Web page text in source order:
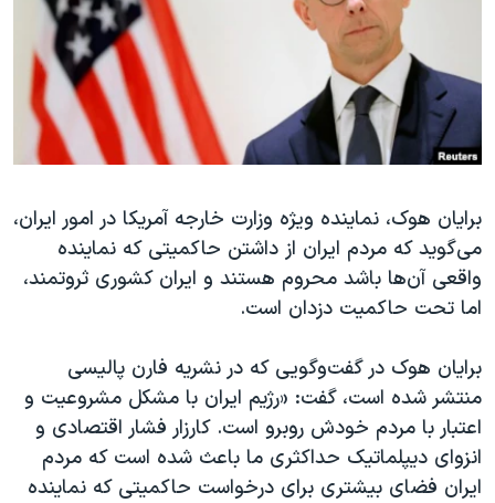
فرهنگ و زندگی
حقوق شهروندی
اقتصادی
علم و فناوری
گالری عکس
آرشیو پخش زنده
انتخابات ریاست جمهوری آمریکا ۲۰۲۴
حمله جمهوری اسلامی به اسرائیل
رمز مهسا
اعتراضات زن، زندگی، آزادی
مجموعه مستندهای دادخواهی
تریبونال مردمی آبان ۹۸
چهل سال گروگان‌گیری
قانون شفافیت دارائی کادر رهبری ایران
اعتراضات مردمی آبان ۹۸
اسرائیل در جنگ
زبانهای مختلف
برایان هوک، نماینده ویژه وزارت خارجه آمریکا در امور ایران،
می‌گوید که مردم ایران از داشتن حاکمیتی که نماینده
واقعی آن‌ها باشد محروم هستند و ایران کشوری ثروتمند،‌
اما تحت حاکمیت دزدان است.
برایان هوک در گفت‌وگویی که در نشریه فارن پالیسی
منتشر شده است، گفت:‌ «رژیم ایران با مشکل مشروعیت و
اعتبار با مردم خودش روبرو است. کارزار فشار اقتصادی و
انزوای دیپلماتیک حداکثری ما باعث شده است که مردم
ایران فضای بیشتری برای درخواست حاکمیتی که نماینده